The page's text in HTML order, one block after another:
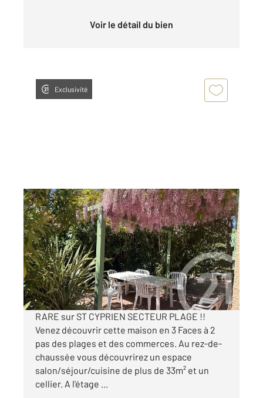
Voir le détail du bien
Exclusivité
ST CYPRIEN 66
76,33 m2, 6 pièces
Ref : 5724
Maison à vendre
359 000 €
Visiter le site dédié
RARE sur ST CYPRIEN SECTEUR PLAGE !!
Venez découvrir cette maison en 3 Faces à 2
pas des plages et des commerces. Au rez-de-
chaussée vous découvrirez un espace
salon/séjour/cuisine de plus de 33m² et un
cellier. A l'étage ...